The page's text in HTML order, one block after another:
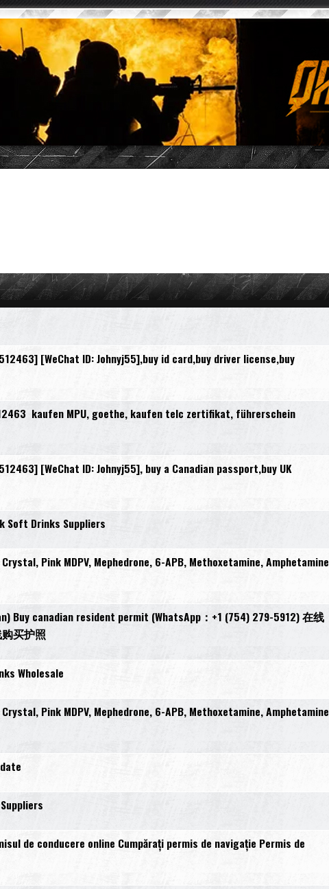
[WeChat ID: Johnyj55],buy id card,buy driver license,buy
kaufen MPU, goethe, kaufen telc zertifikat, führerschein
[WeChat ID: Johnyj55], buy a Canadian passport,buy UK
Soft Drinks Suppliers
Pink MDPV, Mephedrone, 6-APB, Methoxetamine, Amphetamine
Buy canadian resident permit (WhatsApp：+1 (754) 279-5912) 在线
买护照
Wholesale
Pink MDPV, Mephedrone, 6-APB, Methoxetamine, Amphetamine
de conducere online Cumpărați permis de navigație Permis de